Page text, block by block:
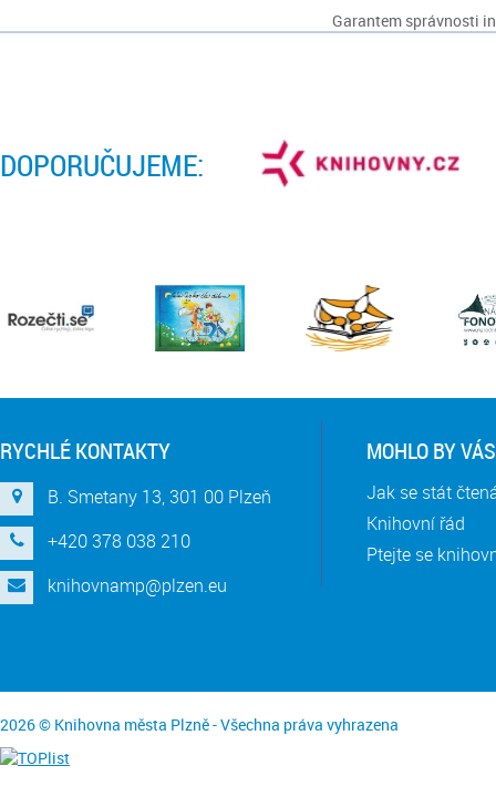
Garantem správnosti
DOPORUČUJEME:
RYCHLÉ KONTAKTY
B. Smetany 13, 301 00 Plzeň
+420 378 038 210
knihovnamp@plzen.eu
MOHLO BY
Jak se stát
Knihovní řád
Ptejte se
2026 © Knihovna města Plzně - Všechna práva vyhrazena